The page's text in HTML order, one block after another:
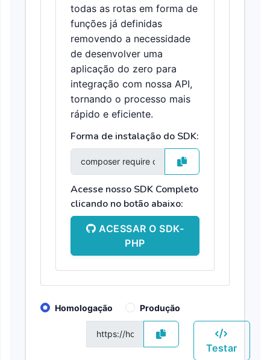
todas as rotas em forma de
funções já definidas
removendo a necessidade
de desenvolver uma
aplicação do zero para
integração com nossa API,
tornando o processo mais
rápido e eficiente.
Forma de instalação do SDK:
Acesse nosso SDK Completo
clicando no botão abaixo:
ACESSAR O SDK-
PHP
Homologação Produção
Testar